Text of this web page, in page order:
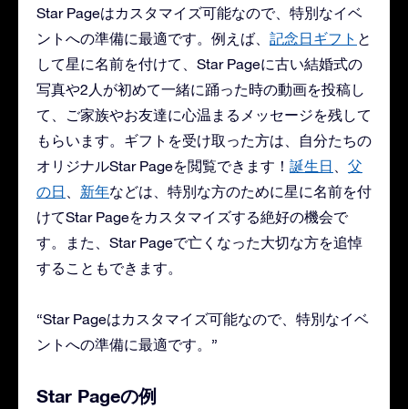
Star Pageはカスタマイズ可能なので、特別なイベ
ントへの準備に最適です。例えば、 記念日ギフト と
して星に名前を付けて、Star Pageに古い結婚式の
写真や2人が初めて一緒に踊った時の動画を投稿し
て、ご家族やお友達に心温まるメッセージを残して
もらいます。ギフトを受け取った方は、自分たちの
オリジナルStar Pageを閲覧できます！ 誕生日
父
の日
新年などは、特別な方のために星に名前を付
けてStar Pageをカスタマイズする絶好の機会で
す。また、Star Pageで亡くなった大切な方を追悼
することもできます。
“Star Pageはカスタマイズ可能なので、特別なイベ
ントへの準備に最適です。”
Star Pageの例